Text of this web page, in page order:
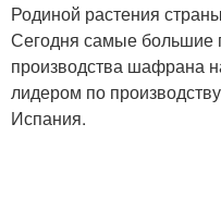
Родиной растения
Сегодня самые большие
производства шафрана
лидером по
Испания.